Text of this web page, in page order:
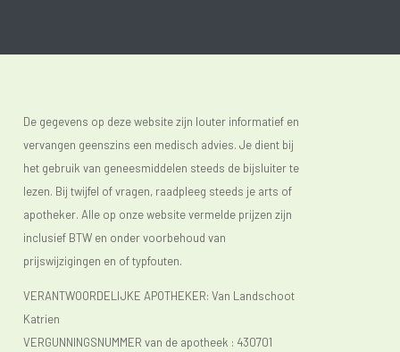
De gegevens op deze website zijn louter informatief en
vervangen geenszins een medisch advies. Je dient bij
het gebruik van geneesmiddelen steeds de bijsluiter te
lezen. Bij twijfel of vragen, raadpleeg steeds je arts of
apotheker. Alle op onze website vermelde prijzen zijn
inclusief BTW en onder voorbehoud van
prijswijzigingen en of typfouten.
VERANTWOORDELIJKE APOTHEKER: Van Landschoot
Katrien
VERGUNNINGSNUMMER van de apotheek : 430701